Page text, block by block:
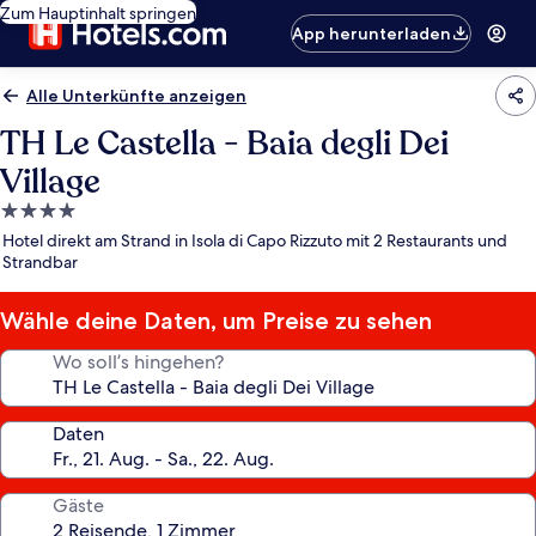
Zum Hauptinhalt springen
App herunterladen
Alle Unterkünfte anzeigen
TH Le Castella - Baia degli Dei
Village
4.0-
Sterne-
Unterkunft
Hotel direkt am Strand in Isola di Capo Rizzuto mit 2 Restaurants und
Strandbar
Wähle deine Daten, um Preise zu sehen
Wo soll’s hingehen?
Daten
Gäste